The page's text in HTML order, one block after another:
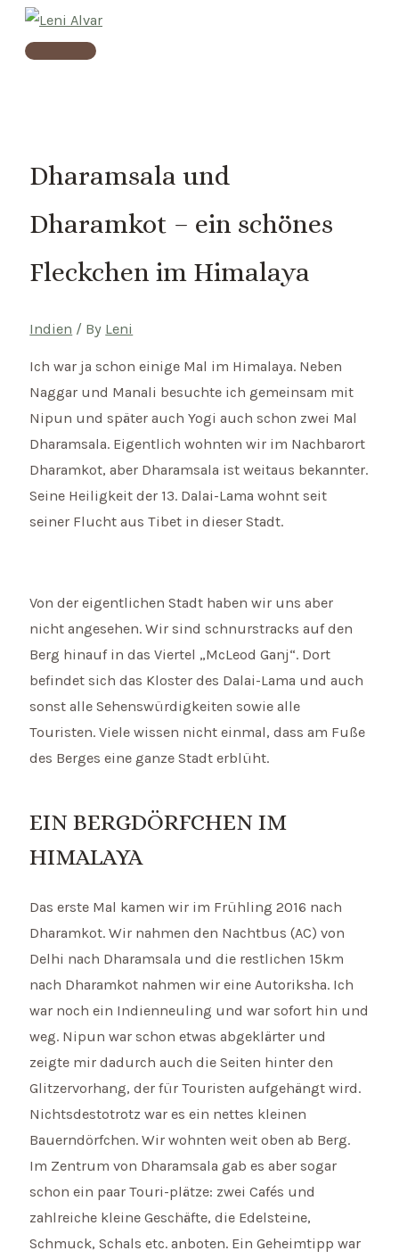
Skip
Main
Dharamsala und
Dharamkot – ein schönes
Fleckchen im Himalaya
Indien / By Leni
Ich war ja schon einige Mal im Himalaya. Neben
Naggar und Manali besuchte ich gemeinsam mit
Nipun und später auch Yogi auch schon zwei Mal
Dharamsala. Eigentlich wohnten wir im Nachbarort
Dharamkot, aber Dharamsala ist weitaus bekannter.
Seine Heiligkeit der 13. Dalai-Lama wohnt seit
seiner Flucht aus Tibet in dieser Stadt.
Von der eigentlichen Stadt haben wir uns aber
nicht angesehen. Wir sind schnurstracks auf den
Berg hinauf in das Viertel „McLeod Ganj“. Dort
befindet sich das Kloster des Dalai-Lama und auch
sonst alle Sehenswürdigkeiten sowie alle
Touristen. Viele wissen nicht einmal, dass am Fuße
des Berges eine ganze Stadt erblüht.
EIN BERGDÖRFCHEN IM
HIMALAYA
Das erste Mal kamen wir im Frühling 2016 nach
Dharamkot. Wir nahmen den Nachtbus (AC) von
Delhi nach Dharamsala und die restlichen 15km
nach Dharamkot nahmen wir eine Autoriksha. Ich
war noch ein Indienneuling und war sofort hin und
weg. Nipun war schon etwas abgeklärter und
zeigte mir dadurch auch die Seiten hinter den
Glitzervorhang, der für Touristen aufgehängt wird.
Nichtsdestotrotz war es ein nettes kleinen
Bauerndörfchen. Wir wohnten weit oben ab Berg.
Im Zentrum von Dharamsala gab es aber sogar
schon ein paar Touri-plätze: zwei Cafés und
zahlreiche kleine Geschäfte, die Edelsteine,
Schmuck, Schals etc. anboten. Ein Geheimtipp war